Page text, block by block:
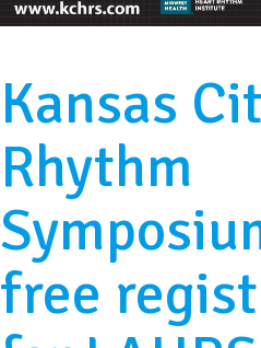
Kansas
Rhythm
free